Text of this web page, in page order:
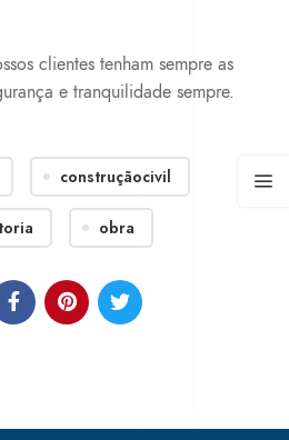
clientes tenham sempre as
e tranquilidade sempre.
construçãocivil
obra